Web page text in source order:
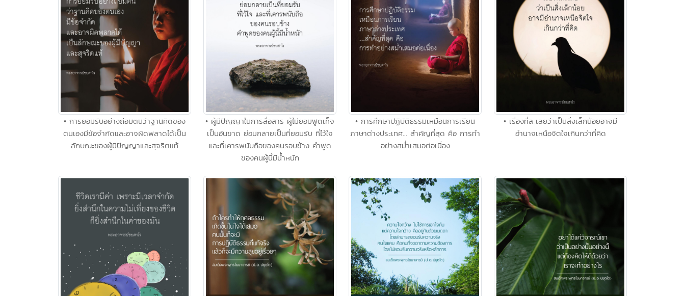
• การยอมรับอย่างถ่อมตนว่าฐานคิดของ
ตนเองมีข้อจำกัดและอาจผิดพลาดได้เป็น
ลักษณะของผู้มีปัญญาและสุจริตแท้
• ผู้มีปัญญาในการสื่อสาร ผู้ไม่ยอมพูดเท็จ
เป็นอันขาด ย่อมกลายเป็นที่ยอมรับ ที่ไว้ใจ
และที่เคารพนับถือของคนรอบข้าง คำพูด
ของคนผู้นี้มีน้ำหนัก
• การศึกษาปฏิบัติธรรมเหมือนการเรียน
ภาษาต่างประเทศ... สำคัญที่สุด คือ การทำ
อย่างสม่ำเสมอต่อเนื่อง
• เรื่องที่ละเลยว่าเป็นสิ่งเล็กน้อยอาจมี
อำนาจเหนือจิตใจเกินกว่าที่คิด